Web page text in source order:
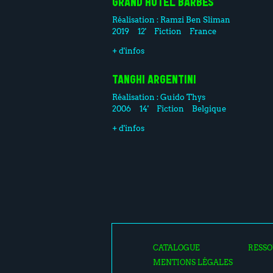
GRAND HÔTEL BARBÈS
Réalisation : Ramzi Ben Sliman
2019
12' Fiction France
+ d'infos
TANGHI ARGENTINI
Réalisation :Guido Thys
2006
14' Fiction Belgique
+ d'infos
CATALOGUE
MENTIONS LÉGALES